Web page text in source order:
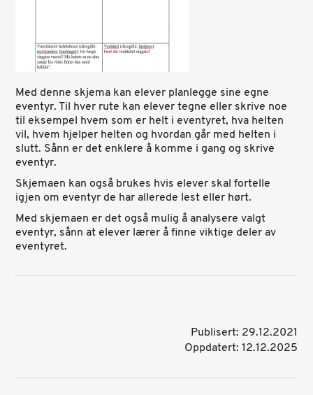
Med denne skjema kan elever planlegge sine egne
eventyr. Til hver rute kan elever tegne eller skrive noe
til eksempel hvem som er helt i eventyret, hva helten
vil, hvem hjelper helten og hvordan går med helten i
slutt. Sånn er det enklere å komme i gang og skrive
eventyr.
Skjemaen kan også brukes hvis elever skal fortelle
igjen om eventyr de har allerede lest eller hørt.
Med skjemaen er det også mulig å analysere valgt
eventyr, sånn at elever lærer å finne viktige deler av
eventyret.
Publisert: 29.12.2021
Oppdatert: 12.12.2025